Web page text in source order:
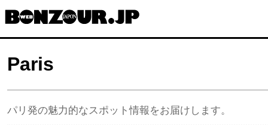
コ
ン
ン
ス
Paris
パリ発の魅力的なスポット情報をお届けします。